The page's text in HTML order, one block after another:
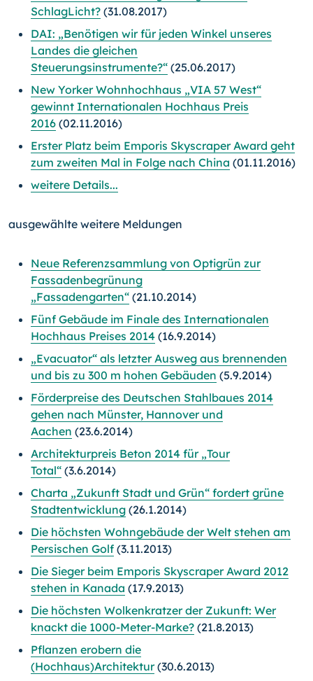
SchlagLicht? (31.08.2017)
DAI: „Benötigen wir für jeden Winkel unseres
Landes die gleichen
Steuerungsinstrumente?“ (25.06.2017)
New Yorker Wohnhochhaus „VIA 57 West“
gewinnt Internationalen Hochhaus Preis
2016 (02.11.2016)
Erster Platz beim Emporis Skyscraper Award geht
zum zweiten Mal in Folge nach China (01.11.2016)
weitere Details...
ausgewählte weitere Meldungen
Neue Referenzsammlung von Optigrün zur
Fassadenbegrünung
„Fassadengarten“ (21.10.2014)
Fünf Gebäude im Finale des Internationalen
Hochhaus Preises 2014 (16.9.2014)
„Evacuator“ als letzter Ausweg aus brennenden
und bis zu 300 m hohen Gebäuden (5.9.2014)
Förderpreise des Deutschen Stahlbaues 2014
gehen nach Münster, Hannover und
Aachen (23.6.2014)
Architekturpreis Beton 2014 für „Tour
Total“ (3.6.2014)
Charta „Zukunft Stadt und Grün“ fordert grüne
Stadtentwicklung (26.1.2014)
Die höchsten Wohngebäude der Welt stehen am
Persischen Golf (3.11.2013)
Die Sieger beim Emporis Skyscraper Award 2012
stehen in Kanada (17.9.2013)
Die höchsten Wolkenkratzer der Zukunft: Wer
knackt die 1000-Meter-Marke? (21.8.2013)
Pflanzen erobern die
(Hochhaus)Architektur(30.6.2013)